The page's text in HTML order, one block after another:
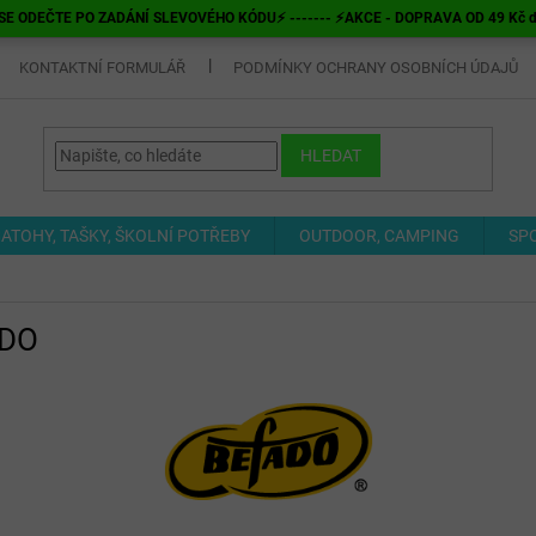
ODEČTE PO ZADÁNÍ SLEVOVÉHO KÓDU⚡ ------- ⚡AKCE - DOPRAVA OD 49
KONTAKTNÍ FORMULÁŘ PODMÍNKY OCHRANY OSOBNÍCH ÚDAJŮ
HLEDAT
TAŠKY, ŠKOLNÍ POTŘEBY OUTDOOR, CAMPING